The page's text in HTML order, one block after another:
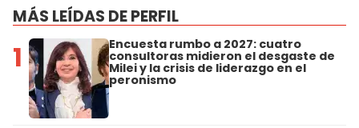
MÁS LEÍDAS DE PERFIL
1 Encuesta rumbo a 2027: cuatro
consultoras midieron el desgaste de
Milei y la crisis de liderazgo en el
peronismo